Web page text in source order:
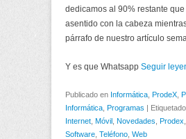
dedicamos al 90% restante
asentido con la cabeza
párrafo de nuestro artículo
Y es que Whatsapp Seguir
Publicado en Informática ProdeX
Informática Programas | Etiquetado
Internet Móvil Novedades Prodex
Software Teléfono Web